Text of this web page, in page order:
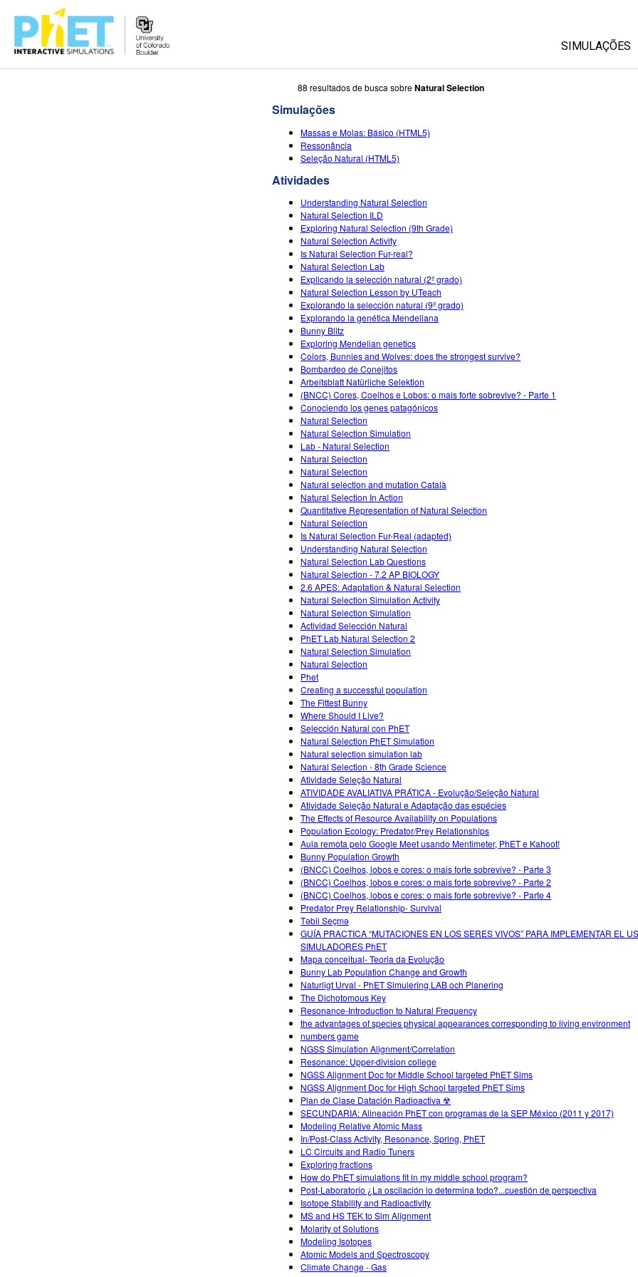
SIMULAÇÕES
88 resultados de busca sobreNatural Selection
Simulações
Massas e Molas: Básico (HTML5)
Ressonância
Seleção Natural (HTML5)
Atividades
Understanding Natural Selection
Natural Selection ILD
Exploring Natural Selection (9th Grade)
Natural Selection Activity
Is Natural Selection Fur-real?
Natural Selection Lab
Explicando la selección natural (2º grado)
Natural Selection Lesson by UTeach
Explorando la selección natural (9º grado)
Explorando la genética Mendeliana
Bunny Blitz
Exploring Mendelian genetics
Colors, Bunnies and Wolves: does the strongest survive?
Bombardeo de Conejitos
Arbeitsblatt Natürliche Selektion
(BNCC) Cores, Coelhos e Lobos: o mais forte sobrevive? - Parte 1
Conociendo los genes patagónicos
Natural Selection
Natural Selection Simulation
Lab - Natural Selection
Natural Selection
Natural Selection
Natural selection and mutation Català
Natural Selection In Action
Quantitative Representation of Natural Selection
Natural Selection
Is Natural Selection Fur-Real (adapted)
Understanding Natural Selection
Natural Selection Lab Questions
Natural Selection - 7.2 AP BIOLOGY
2.6 APES: Adaptation & Natural Selection
Natural Selection Simulation Activity
Natural Selection Simulation
Actividad Selección Natural
PhET Lab Natural Selection 2
Natural Selection Simulation
Natural Selection
Phet
Creating a successful population
The Fittest Bunny
Where Should I Live?
Selección Natural con PhET
Natural Selection PhET Simulation
Natural selection simulation lab
Natural Selection - 8th Grade Science
Atividade Seleção Natural
ATIVIDADE AVALIATIVA PRÁTICA - Evolução/Seleção Natural
Atividade Seleção Natural e Adaptação das espécies
The Effects of Resource Availability on Populations
Population Ecology: Predator/Prey Relationships
Aula remota pelo Google Meet usando Mentimeter, PhET e Kahoot!
Bunny Population Growth
(BNCC) Coelhos, lobos e cores: o mais forte sobrevive? - Parte 3
(BNCC) Coelhos, lobos e cores: o mais forte sobrevive? - Parte 2
(BNCC) Coelhos, lobos e cores: o mais forte sobrevive? - Parte 4
Predator Prey Relationship- Survival
Təbii Seçmə
GUÍA PRACTICA “MUTACIONES EN LOS SERES VIVOS” PARA IMPLEMENTAR EL
SIMULADORES PhET
Mapa conceitual- Teoria da Evolução
Bunny Lab Population Change and Growth
Naturligt Urval - PhET Simulering LAB och Planering
The Dichotomous Key
Resonance-Introduction to Natural Frequency
the advantages of species physical appearances corresponding to living environment
numbers game
NGSS Simulation Alignment/Correlation
Resonance: Upper-division college
NGSS Alignment Doc for Middle School targeted PhET Sims
NGSS Alignment Doc for High School targeted PhET Sims
Plan de Clase Datación Radioactiva ☢
SECUNDARIA: Alineación PhET con programas de la SEP México (2011 y 2017)
Modeling Relative Atomic Mass
In/Post-Class Activity, Resonance, Spring, PhET
LC Circuits and Radio Tuners
Exploring fractions
How do PhET simulations fit in my middle school program?
Post-Laboratorio ¿La oscilación lo determina todo?...cuestión de perspectiva
Isotope Stability and Radioactivity
MS and HS TEK to Sim Alignment
Molarity of Solutions
Modeling Isotopes
Atomic Models and Spectroscopy
Climate Change - Gas